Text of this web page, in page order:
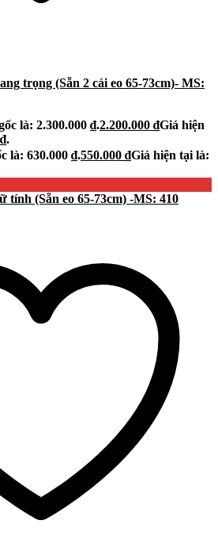
trọng (Sẵn 2 cái eo 65-73cm)- MS:
là: 2.300.000 ₫.2.200.000 ₫Giá hiện
là: 630.000 ₫.550.000 ₫Giá hiện tại là: